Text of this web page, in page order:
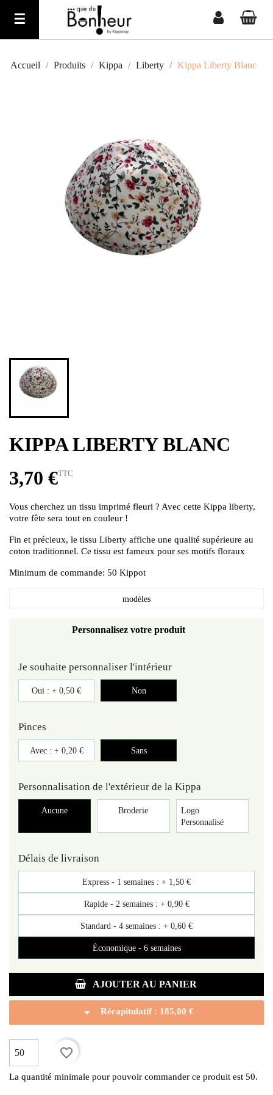
Basculer
☰
Accueil Produits Kippa Liberty Kippa Liberty Blanc
KIPPA LIBERTY BLANC
3,70 €TTC
Vous cherchez un tissu imprimé fleuri ? Avec cette Kippa liberty,
votre fête sera tout en couleur !
Fin et précieux, le tissu Liberty affiche une qualité supérieure au
coton traditionnel. Ce tissu est fameux pour ses motifs floraux
Minimum de commande: 50 Kippot
modèles
Personnalisez votre produit
Je souhaite personnaliser l'intérieur
Oui : + 0,50 € Non
Pinces
Avec : + 0,20 € Sans
Personnalisation de l'extérieur de la Kippa
Aucune Broderie
Logo
Personnalisé
Délais de livraison
Express - 1 semaines : + 1,50 €
Rapide - 2 semaines : + 0,90 €
Standard - 4 semaines : + 0,60 €
Économique - 6 semaines
AJOUTER AU PANIER
arrow_drop_down Récapitulatif : 185,00 €
favorite_border
La quantité minimale pour pouvoir commander ce produit est 50.